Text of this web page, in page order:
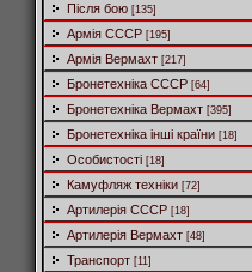
Після бою [135]
Армія СССР [195]
Армія Вермахт [217]
Бронетехніка СССР [64]
Бронетехніка Вермахт [395]
Бронетехніка інші країни [18]
Особистості [18]
Камуфляж техніки [72]
Артилерія СССР [18]
Артилерія Вермахт [48]
Транспорт [11]